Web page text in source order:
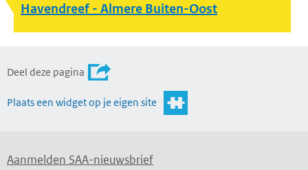
Havendreef - Almere Buiten-Oost
Deel deze pagina
Plaats een widget op je eigen site
Aanmelden SAA-nieuwsbrief